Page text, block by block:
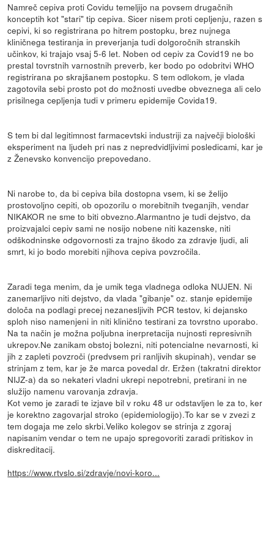
Namreč cepiva proti Covidu temeljijo na povsem drugačnih
konceptih kot "stari" tip cepiva. Sicer nisem proti cepljenju, razen s
cepivi, ki so registrirana po hitrem postopku, brez nujnega
kliničnega testiranja in preverjanja tudi dolgoročnih stranskih
učinkov, ki trajajo vsaj 5-6 let. Noben od cepiv za Covid19 ne bo
prestal tovrstnih varnostnih preverb, ker bodo po odobritvi WHO
registrirana po skrajšanem postopku. S tem odlokom, je vlada
zagotovila sebi prosto pot do možnosti uvedbe obveznega ali celo
prisilnega cepljenja tudi v primeru epidemije Covida19.
S tem bi dal legitimnost farmacevtski industriji za največji biološki
eksperiment na ljudeh pri nas z nepredvidljivimi posledicami, kar je
z Ženevsko konvencijo prepovedano.
Ni narobe to, da bi cepiva bila dostopna vsem, ki se želijo
prostovoljno cepiti, ob opozorilu o morebitnih tveganjih, vendar
NIKAKOR ne sme to biti obvezno.Alarmantno je tudi dejstvo, da
proizvajalci cepiv sami ne nosijo nobene niti kazenske, niti
odškodninske odgovornosti za trajno škodo za zdravje ljudi, ali
smrt, ki jo bodo morebiti njihova cepiva povzročila.
Zaradi tega menim, da je umik tega vladnega odloka NUJEN. Ni
zanemarljivo niti dejstvo, da vlada "gibanje" oz. stanje epidemije
določa na podlagi precej nezanesljivih PCR testov, ki dejansko
sploh niso namenjeni in niti klinično testirani za tovrstno uporabo.
Na ta način je možna poljubna inerpretacija nujnosti represivnih
ukrepov.Ne zanikam obstoj bolezni, niti potencialne nevarnosti, ki
jih z zapleti povzroči (predvsem pri ranljivih skupinah), vendar se
strinjam z tem, kar je že marca povedal dr. Eržen (takratni direktor
NIJZ-a) da so nekateri vladni ukrepi nepotrebni, pretirani in ne
služijo namenu varovanja zdravja.
Kot vemo je zaradi te izjave bil v roku 48 ur odstavljen le za to, ker
je korektno zagovarjal stroko (epidemiologijo).To kar se v zvezi z
tem dogaja me zelo skrbi.Veliko kolegov se strinja z zgoraj
napisanim vendar o tem ne upajo spregovoriti zaradi pritiskov in
diskreditacij.
https://www.rtvslo.si/zdravje/novi-koro...